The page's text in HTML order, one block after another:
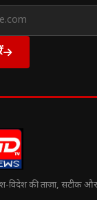
की ताज़ा, सटीक और